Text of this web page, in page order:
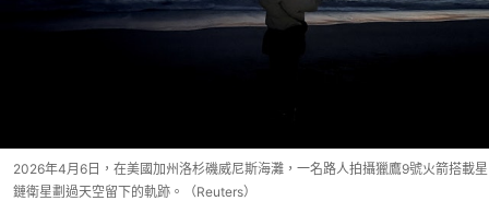
2026年4月6日，在美國加州洛杉磯威尼斯海灘，一名路人拍攝獵鷹9號火箭搭載星
鏈衛星劃過天空留下的軌跡。（Reuters）